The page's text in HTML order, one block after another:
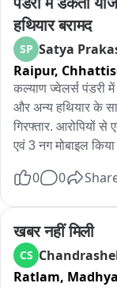
हथियार बरामद
SP Satya
Raipur,
कल्याण ज्वेलर्स पंडरी
और अन्य हथियार के
गिरफ्तार. आरोपियों
एवं 3 नग मोबाइल
0 0
खबर नहीं मिली
CS
Ratlam,